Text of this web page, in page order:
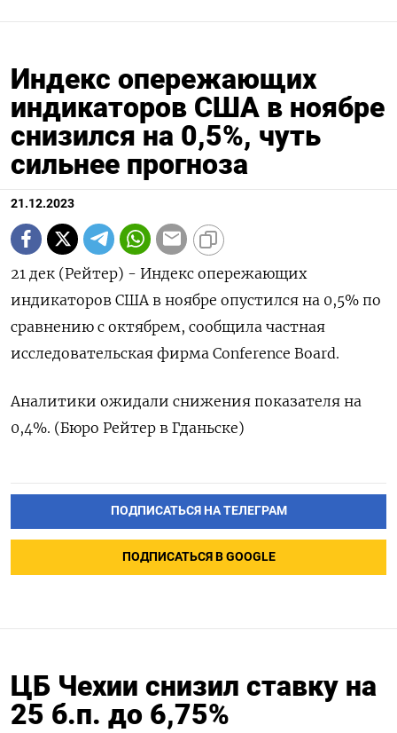
Индекс опережающих
индикаторов США в ноябре
снизился на 0,5%, чуть
сильнее прогноза
21.12.2023
21 дек (Рейтер) - Индекс опережающих
индикаторов США в ноябре опустился на 0,5% по
сравнению с октябрем, сообщила частная
исследовательская фирма Conference Board.
Аналитики ожидали снижения показателя на
0,4%. (Бюро Рейтер в Гданьске)
ПОДПИСАТЬСЯ НА ТЕЛЕГРАМ
ПОДПИСАТЬСЯ В GOOGLE
ЦБ Чехии снизил ставку на
25 б.п. до 6,75%